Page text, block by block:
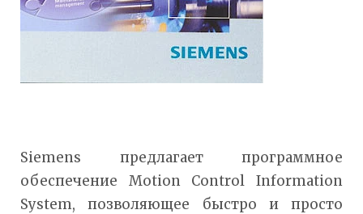
Siemens предлагает программное
обеспечение Motion Control Information
System, позволяющее быстро и просто